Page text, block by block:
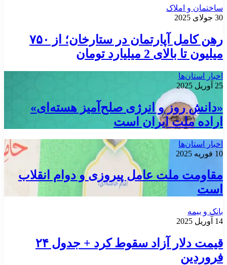
ساختمان و املاک
30 جولای 2025
رهن کامل آپارتمان در ستارخان؛ از ۷۵۰
میلیون تا بالای 2 میلیارد تومان
اخبار استان‌ها
25 آوریل 2025
«دانش روز و انرژی صلح‌آمیز هسته‌ای»
اراده ملت ایران است
اخبار استان‌ها
10 فوریه 2025
مقاومت ملت عامل پیروزی و دوام انقلاب
است
بانک و بیمه
14 آوریل 2025
قیمت دلار آزاد سقوط کرد + جدول ۲۴
فروردین